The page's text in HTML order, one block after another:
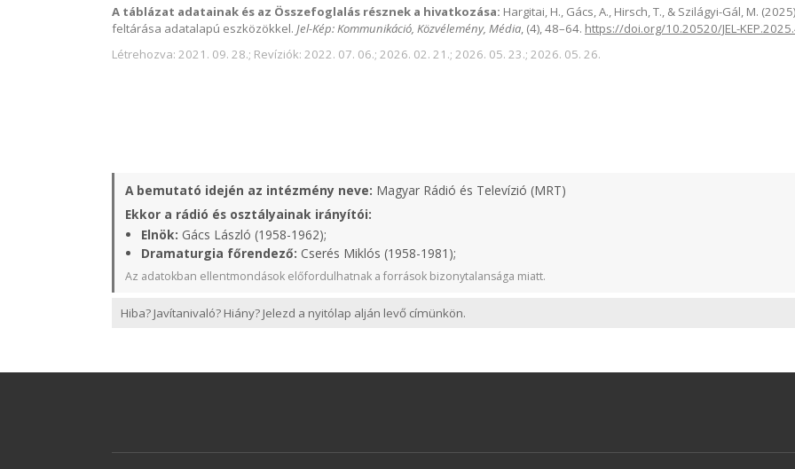
A táblázat adatainak és az Összefoglalás résznek a hivatkozása: Hargitai, H., Gács, A., Hirsch, T., & Szilágyi-Gál, M.
feltárása adatalapú eszközökkel. Jel-Kép: Kommunikáció, Közvélemény, Média, (4), 48–64. https://doi.org/10.20520/JEL-
Létrehozva: 2021. 09. 28.; Revíziók: 2022. 07. 06.; 2026. 02. 21.; 2026. 05. 23.; 2026. 05. 26.
A bemutató idején az intézmény neve: Magyar Rádió és Televízió (MRT)
Ekkor a rádió és osztályainak irányítói:
Elnök: Gács László (1958-1962);
Dramaturgia főrendező: Cserés Miklós (1958-1981);
Az adatokban ellentmondások előfordulhatnak a források bizonytalansága miatt.
Hiba? Javítanivaló? Hiány? Jelezd a nyitólap alján levő címünkön.